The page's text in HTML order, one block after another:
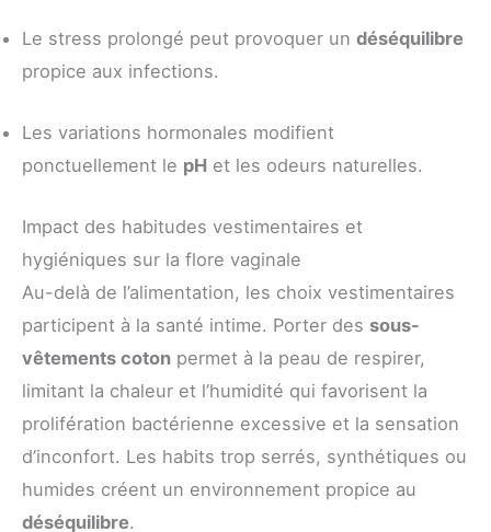
Le stress prolongé peut provoquer un déséquilibre
propice aux infections.
Les variations hormonales modifient
ponctuellement le pH et les odeurs naturelles.
Impact des habitudes vestimentaires et
hygiéniques sur la flore vaginale
Au-delà de l’alimentation, les choix vestimentaires
participent à la santé intime. Porter des sous-
vêtements coton permet à la peau de respirer,
limitant la chaleur et l’humidité qui favorisent la
prolifération bactérienne excessive et la sensation
d’inconfort. Les habits trop serrés, synthétiques ou
humides créent un environnement propice au
déséquilibre.